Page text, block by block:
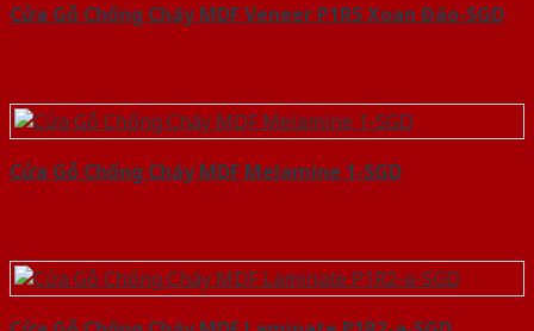
Cửa Gỗ Chống Cháy MDF Veneer P1R5 Xoan Đào-SGD
Cửa Gỗ Chống Cháy MDF Melamine 1-SGD